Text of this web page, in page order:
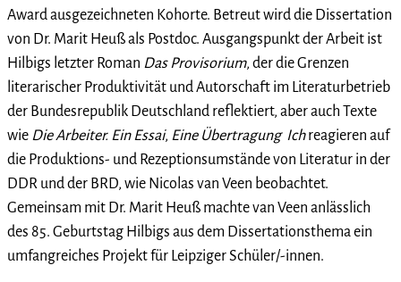
Award ausgezeichneten Kohorte. Betreut wird die Dissertation
von Dr. Marit Heuß als Postdoc. Ausgangspunkt der Arbeit ist
Hilbigs letzter Roman Das Provisorium, der die Grenzen
literarischer Produktivität und Autorschaft im Literaturbetrieb
der Bundesrepublik Deutschland reflektiert, aber auch Texte
wie Die Arbeiter. Ein Essai, Eine Übertragung Ichreagieren auf
die Produktions- und Rezeptionsumstände von Literatur in der
DDR und der BRD, wie Nicolas van Veen beobachtet.
Gemeinsam mit Dr. Marit Heuß machte van Veen anlässlich
des 85. Geburtstag Hilbigs aus dem Dissertationsthema ein
umfangreiches Projekt für Leipziger Schüler/-innen.